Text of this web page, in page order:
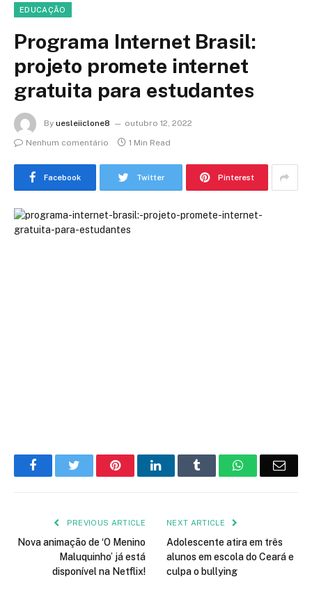
EDUCAÇÃO
Programa Internet Brasil:
projeto promete internet
gratuita para estudantes
By uesleiiclone8
outubro 12, 2022
Nenhum comentário
1 Min Read
Facebook Twitter Pinterest
FacebookTwitter PinterestLinkedIn Tumblr WhatsApp
PREVIOUS ARTICLE
Nova animação de ‘O Menino
Maluquinho’ já está
disponível na Netflix!
NEXT ARTICLE
Adolescente atira em três
alunos em escola do Ceará e
culpa o bullying